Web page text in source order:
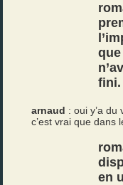
fini.
arnaud : oui y’a du
c’est vrai que dans
en